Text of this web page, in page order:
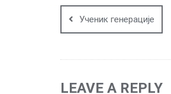
navigation
Ученик генерације
LEAVE A REPLY